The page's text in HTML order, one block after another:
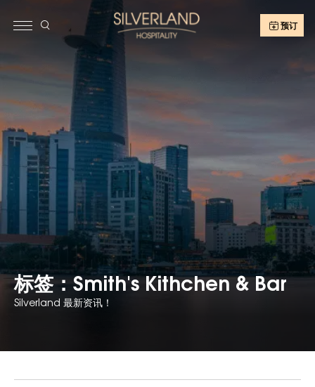
预订
标签：Smith's Kithchen & Bar
Silverland 最新资讯！